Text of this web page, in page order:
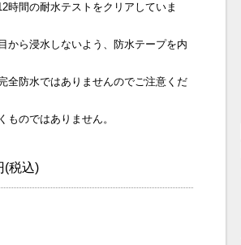
時間の耐水テストをクリアしていま
から浸水しないよう、防水テープを内
全防水ではありませんのでご注意くだ
ものではありません。
(税込)